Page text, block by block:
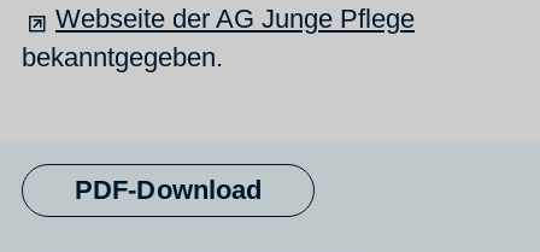
Webseite der AG Junge Pflege
bekanntgegeben.
PDF-Download